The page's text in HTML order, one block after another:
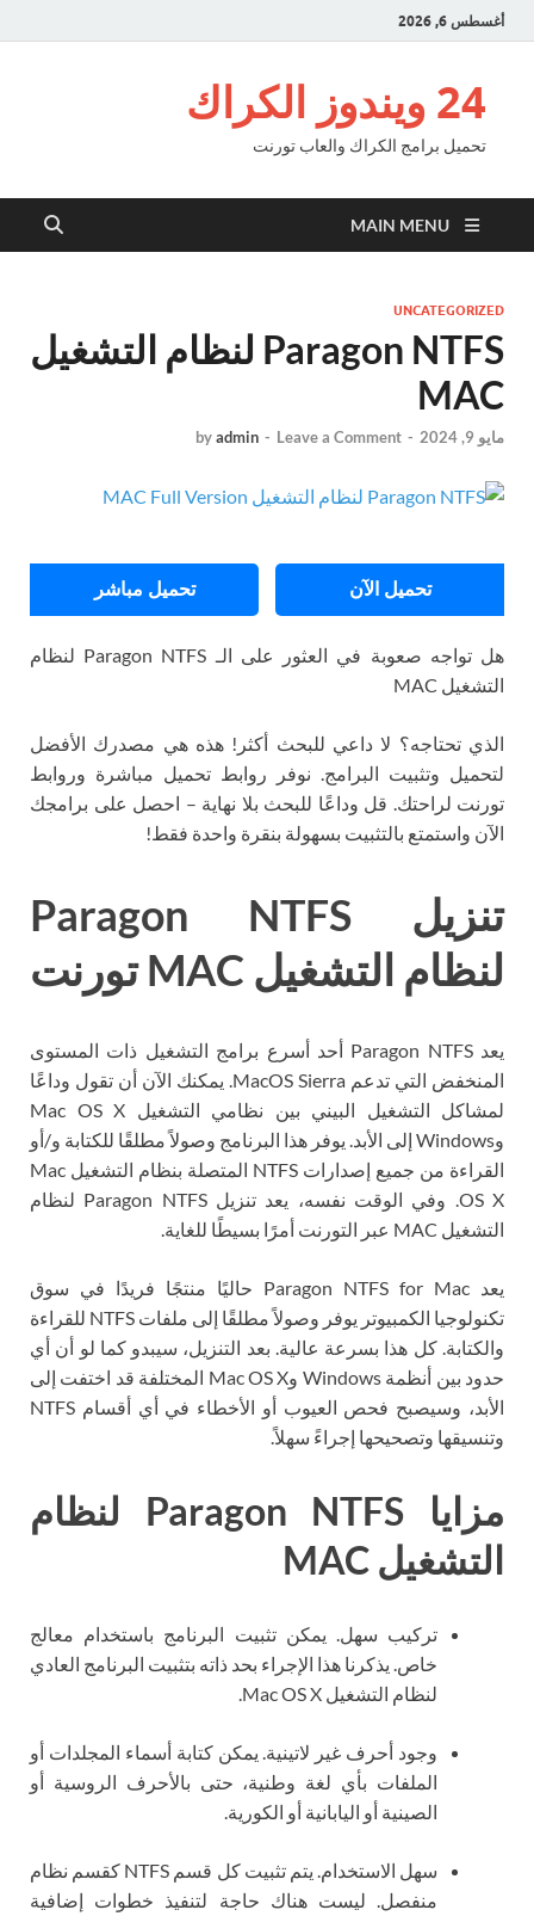
أغسطس 6, 2026
24 ويندوز الكراك
تحميل برامج الكراك والعاب تورنت
MAIN MENU
UNCATEGORIZED
Paragon NTFS لنظام التشغيل
MAC
مايو 9, 2024 -
byadmin - Leave a Comment
تحميل الآن تحميل مباشر
هل تواجه صعوبة في العثور على الـ Paragon NTFS لنظام
التشغيل MAC
الذي تحتاجه؟ لا داعي للبحث أكثر! هذه هي مصدرك الأفضل
لتحميل وتثبيت البرامج. نوفر روابط تحميل مباشرة وروابط
تورنت لراحتك. قل وداعًا للبحث بلا نهاية – احصل على برامجك
الآن واستمتع بالتثبيت بسهولة بنقرة واحدة فقط!
تنزيل Paragon NTFS
لنظام التشغيل MAC تورنت
يعد Paragon NTFS أحد أسرع برامج التشغيل ذات المستوى
المنخفض التي تدعم MacOS Sierra. يمكنك الآن أن تقول وداعًا
لمشاكل التشغيل البيني بين نظامي التشغيل Mac OS X
وWindows إلى الأبد. يوفر هذا البرنامج وصولاً مطلقًا للكتابة و/أو
القراءة من جميع إصدارات NTFS المتصلة بنظام التشغيل Mac
OS X. وفي الوقت نفسه، يعد تنزيل Paragon NTFS لنظام
التشغيل MAC عبر التورنت أمرًا بسيطًا للغاية.
يعد Paragon NTFS for Mac حاليًا منتجًا فريدًا في سوق
تكنولوجيا الكمبيوتر يوفر وصولاً مطلقًا إلى ملفات NTFS للقراءة
والكتابة. كل هذا بسرعة عالية. بعد التنزيل، سيبدو كما لو أن أي
حدود بين أنظمة Windows وMac OS X المختلفة قد اختفت إلى
الأبد، وسيصبح فحص العيوب أو الأخطاء في أي أقسام NTFS
وتنسيقها وتصحيحها إجراءً سهلاً.
مزايا Paragon NTFS لنظام
التشغيل MAC
تركيب سهل. يمكن تثبيت البرنامج باستخدام معالج
خاص. يذكرنا هذا الإجراء بحد ذاته بتثبيت البرنامج العادي
لنظام التشغيل Mac OS X.
وجود أحرف غير لاتينية. يمكن كتابة أسماء المجلدات أو
الملفات بأي لغة وطنية، حتى بالأحرف الروسية أو
الصينية أو اليابانية أو الكورية.
سهل الاستخدام. يتم تثبيت كل قسم NTFS كقسم نظام
منفصل. ليست هناك حاجة لتنفيذ خطوات إضافية